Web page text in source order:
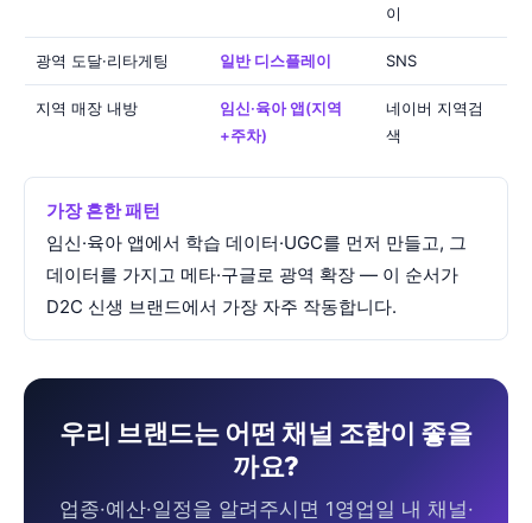
이
광역 도달·리타게팅 일반 디스플레이 SNS
지역 매장 내방
임신·육아 앱(지역
+주차)
네이버 지역검
색
가장 흔한 패턴
임신·육아 앱에서 학습 데이터·UGC를 먼저 만들고, 그
데이터를 가지고 메타·구글로 광역 확장 — 이 순서가
D2C 신생 브랜드에서 가장 자주 작동합니다.
우리 브랜드는 어떤 채널 조합이 좋을
까요?
업종·예산·일정을 알려주시면 1영업일 내 채널·